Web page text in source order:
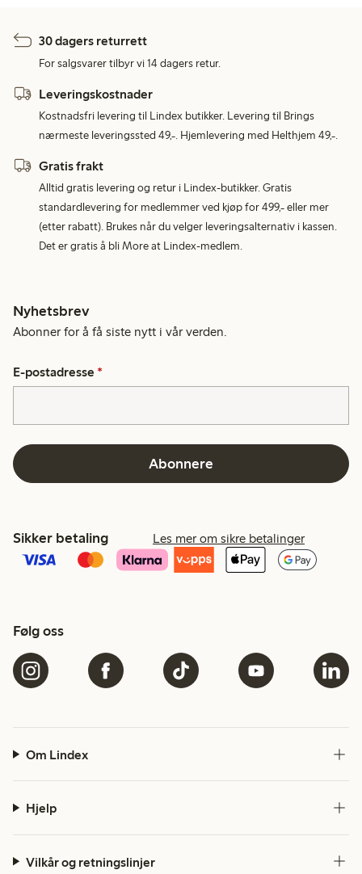
30 dagers returrett
For salgsvarer tilbyr vi 14 dagers retur.
Leveringskostnader
Kostnadsfri levering til Lindex butikker. Levering til Brings
nærmeste leveringssted 49,-. Hjemlevering med Helthjem 49,-.
Gratis frakt
Alltid gratis levering og retur i Lindex-butikker. Gratis
standardlevering for medlemmer ved kjøp for 499,- eller mer
(etter rabatt). Brukes når du velger leveringsalternativ i kassen.
Det er gratis å bli More at Lindex-medlem.
Nyhetsbrev
Abonner for å få siste nytt i vår verden.
E-postadresse *
Abonnere
Sikker betaling Les mer om sikre betalinger
Følg oss
Om Lindex
Hjelp
Vilkår og retningslinjer